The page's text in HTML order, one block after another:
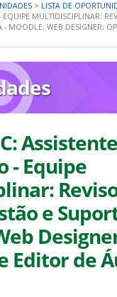
> LISTA DE
MULTIDISCIPLINAR:
- MOODLE; WEB DESIGNER;
Assistente
- Equipe
e
Editor de